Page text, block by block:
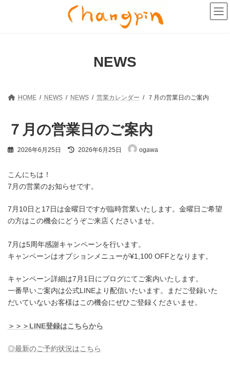
NEWS
HOME NEWS NEWS 営業カレンダー ７月の営業日のご案内
７月の営業日のご案内
2026年6月25日
最
時
2026年6月25日 ogawa
こんにちは！
7月の営業のお知らせです。
7月10日と17日は金曜日ですが臨時営業いたします。金曜日ご希望
の方はこの機会にどうぞご来店くださいませ。
7月は5周年感謝キャンペーンを行います。
キャンペーンはオプションメニューが¥1,100 OFFとなります。
キャンペーン詳細は7月1日にブログにてご案内いたします。
一番早いご案内は公式LINEより配信いたいます。まだご登録いた
だいていないお客様はこの機会にぜひご登録くださいませ。
＞＞＞LINE登録はこちらから
◎最新のご予約状況はこちら